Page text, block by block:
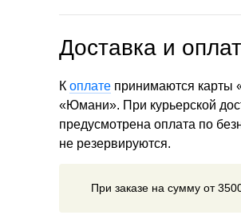
Доставка и
К оплате принимаются карты
«Юмани». При курьерской
предусмотрена оплата по
не резервируются.
При заказе на сумму от